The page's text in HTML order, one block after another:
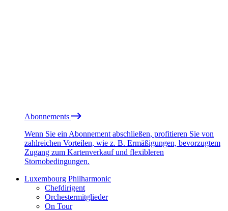
Abonnements
Wenn Sie ein Abonnement abschließen, profitieren Sie von
zahlreichen Vorteilen, wie z. B. Ermäßigungen, bevorzugtem
Zugang zum Kartenverkauf und flexibleren
Stornobedingungen.
Luxembourg Philharmonic
Chefdirigent
Orchestermitglieder
On Tour